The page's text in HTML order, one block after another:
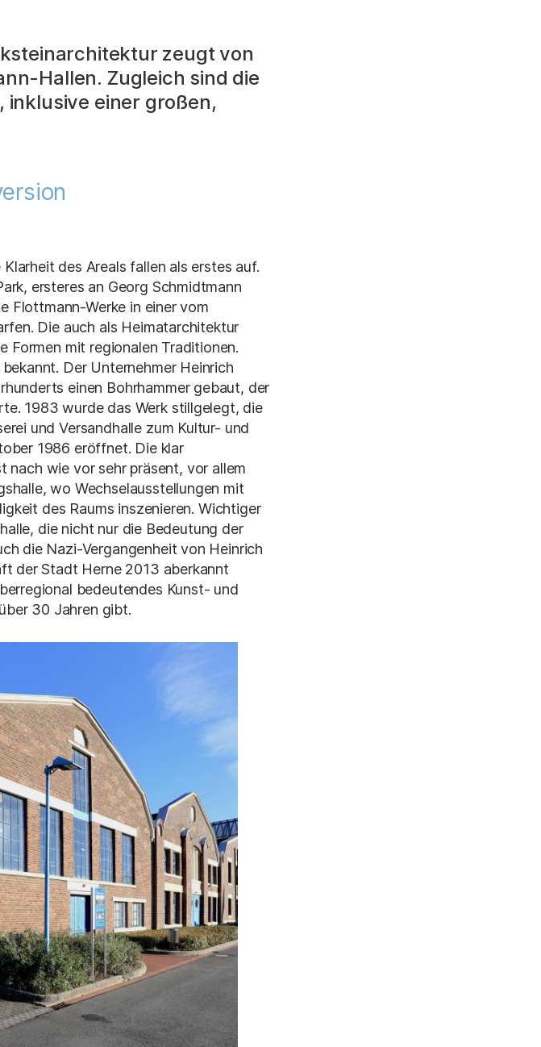
zeugt von
Hallen. Zugleich sind die
einer großen,
des Areals fallen als erstes auf.
ersteres an Georg Schmidtmann
Flottmann-Werke in einer vom
Die auch als Heimatarchitektur
Formen mit regionalen Traditionen.
Der Unternehmer Heinrich
einen Bohrhammer gebaut, der
1983 wurde das Werk stillgelegt, die
und Versandhalle zum Kultur- und
1986 eröffnet. Die klar
wie vor sehr präsent, vor allem
wo Wechselausstellungen mit
des Raums inszenieren. Wichtiger
die nicht nur die Bedeutung der
die Nazi-Vergangenheit von Heinrich
der Stadt Herne 2013 aberkannt
bedeutendes Kunst- und
30 Jahren gibt.